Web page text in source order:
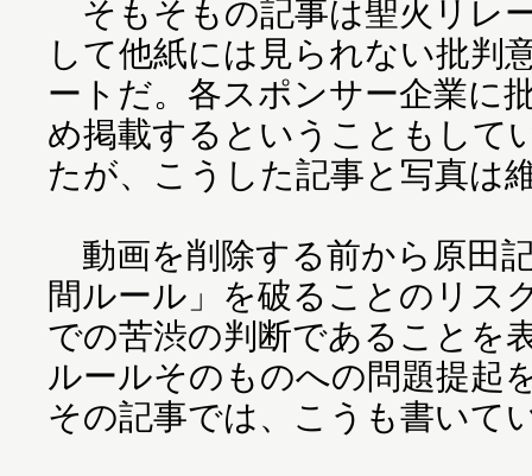
そもそもの記事は聖火リレ
して他紙には見られない批判
ートだ。各スポンサー企業に
め掲載するということもして
たが、こうした記事と写真は
動画を削除する前から原田
間ルール」を破ることのリス
での苦渋の判断であることを
ルールそのものへの問題提起
その記事では、こうも書いて